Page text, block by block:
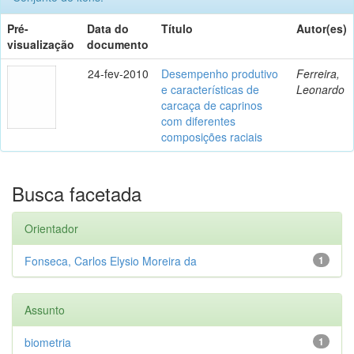
Pré-
visualização
Data do
documento
Título Autor(es)
24-fev-2010
Desempenho produtivo
e características de
carcaça de caprinos
com diferentes
composições raciais
Ferreira,
Leonardo
Busca facetada
Orientador
1
Fonseca, Carlos Elysio Moreira da
Assunto
1
biometria